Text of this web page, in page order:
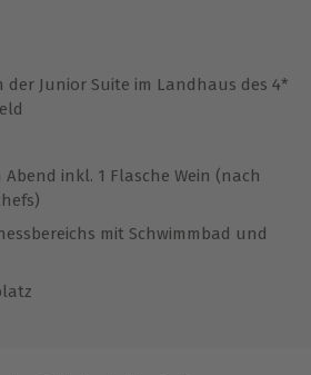
Junior Suite im Landhaus des 4*
inkl. 1 Flasche Wein (nach
mit Schwimmbad und